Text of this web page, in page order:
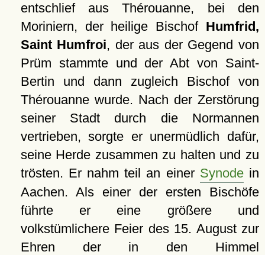
entschlief aus Thérouanne, bei den
Moriniern, der heilige Bischof Humfrid,
Saint Humfroi, der aus der Gegend von
Prüm stammte und der Abt von Saint-
Bertin und dann zugleich Bischof von
Thérouanne wurde. Nach der Zerstörung
seiner Stadt durch die Normannen
vertrieben, sorgte er unermüdlich dafür,
seine Herde zusammen zu halten und zu
trösten. Er nahm teil an einer Synodein
Aachen. Als einer der ersten Bischöfe
führte er eine größere und
volkstümlichere Feier des 15. August zur
Ehren der in den Himmel